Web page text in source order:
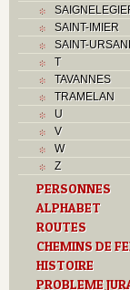
Problème
R
S
T
Textes
SAINT-IMIER
SAINT-
T
TAVANNES
TRAMELAN
U
V
W
Z
PERSONNES
ALPHABET
ROUTES
CHEMINS DE
HISTOIRE
PROBLEME